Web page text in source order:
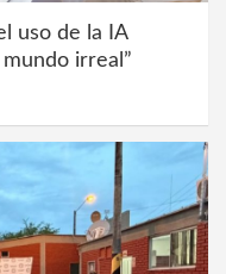
uso de la IA
irreal”